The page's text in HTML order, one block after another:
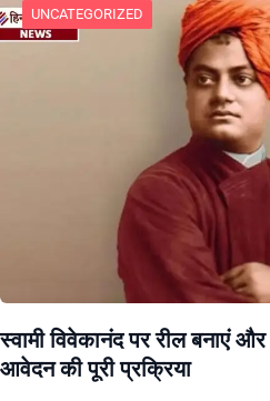
UNCATEGORIZED
स्वामी विवेकानंद पर रील बनाएं
आवेदन की पूरी प्रक्रिया